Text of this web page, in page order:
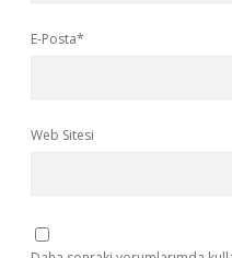
E-Posta*
Web Sitesi